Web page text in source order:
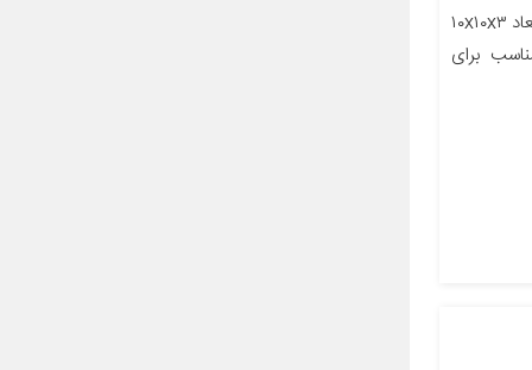
معرفی محصول جزئیات محصول ابعاد ۱۰x۱۰x۳
برای